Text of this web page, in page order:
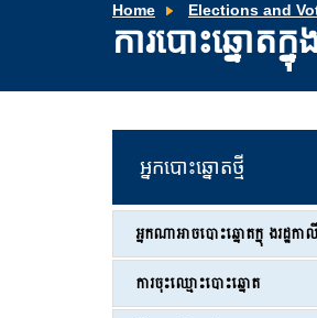
Home Elections and
ការបោះឆ្នោត
អ្នកបោះឆ្នោតថ្មី
អ្នកណាអាចបោះឆ្នោតក្នុ ងរដ្ឋក
ការចុះឈ្មោះបោះឆ្នោត